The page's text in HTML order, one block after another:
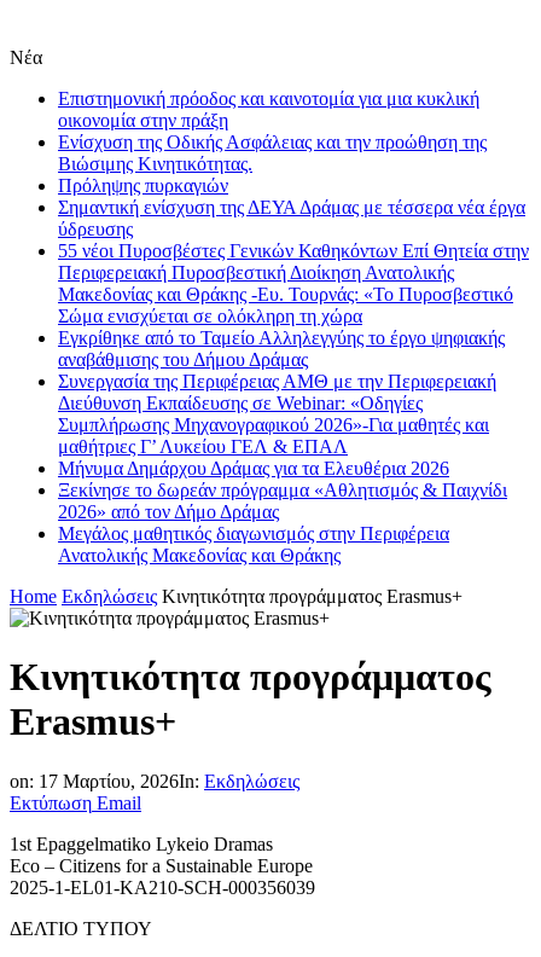
Νέα
Επιστημονική πρόοδος και καινοτομία για μια κυκλική
οικονομία στην πράξη
Eνίσχυση της Οδικής Ασφάλειας και την προώθηση της
Βιώσιμης Κινητικότητας.
Πρόληψης πυρκαγιών
Σημαντική ενίσχυση της ΔΕΥΑ Δράμας με τέσσερα νέα έργα
ύδρευσης
55 νέοι Πυροσβέστες Γενικών Καθηκόντων Επί Θητεία στην
Περιφερειακή Πυροσβεστική Διοίκηση Ανατολικής
Μακεδονίας και Θράκης -Ευ. Τουρνάς: «Το Πυροσβεστικό
Σώμα ενισχύεται σε ολόκληρη τη χώρα
Εγκρίθηκε από το Ταμείο Αλληλεγγύης το έργο ψηφιακής
αναβάθμισης του Δήμου Δράμας
Συνεργασία της Περιφέρειας ΑΜΘ με την Περιφερειακή
Διεύθυνση Εκπαίδευσης σε Webinar: «Οδηγίες
Συμπλήρωσης Μηχανογραφικού 2026»-Για μαθητές και
μαθήτριες Γ’ Λυκείου ΓΕΛ & ΕΠΑΛ
Μήνυμα Δημάρχου Δράμας για τα Ελευθέρια 2026
Ξεκίνησε το δωρεάν πρόγραμμα «Αθλητισμός & Παιχνίδι
2026» από τον Δήμο Δράμας
Μεγάλος μαθητικός διαγωνισμός στην Περιφέρεια
Ανατολικής Μακεδονίας και Θράκης
Home Εκδηλώσεις Κινητικότητα προγράμματος Erasmus+
Κινητικότητα προγράμματος
Erasmus+
on: 17 Μαρτίου, 2026In: Εκδηλώσεις
Εκτύπωση Email
1st Epaggelmatiko Lykeio Dramas
Eco – Citizens for a Sustainable Europe
2025-1-EL01-KA210-SCH-000356039
ΔΕΛΤΙΟ ΤΥΠΟΥ